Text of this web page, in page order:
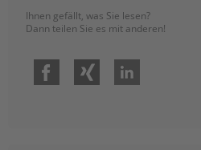
NEWS/BLOG
Briefe an Kai
Ihnen gefällt, was Sie lesen?
Dann teilen Sie es mit anderen!
Facebook